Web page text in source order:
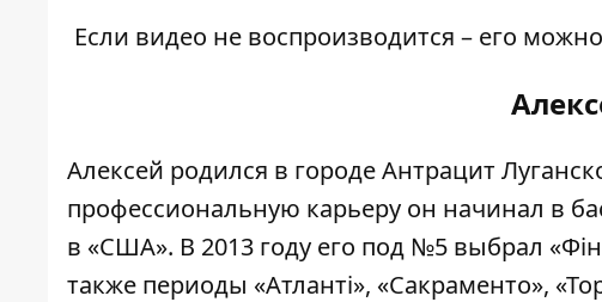
Если видео не воспроизводится – его
Алексей родился в городе Антрацит
профессиональную карьеру он начинал в
в «США». В 2013 году его под №5 выбрал «
также периоды «Атланті», «Сакраменто»,